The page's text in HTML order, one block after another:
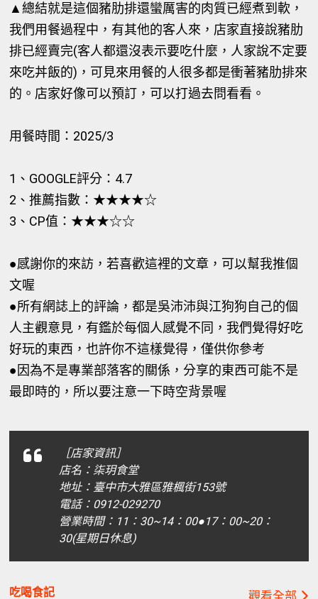
▲總結就是這個豬肋排還蠻厲害的肉質已經煮到軟，
我們用餐過程中，有其他的客人來，店家直接說豬肋
排已經賣完(客人都還沒表示要吃什麼，人家說不定要
來吃丼飯的)，可見來用餐的人很多都是衝著豬肋排來
的。店家好像可以預訂，可以打過去問看看。
用餐時間：2025/3
1、GOOGLE評分：4.7
2、推薦指數：★★★★☆
3、CP值：★★★☆☆
●感謝你的來訪，若喜歡這裡的文章，可以幫我推個
文喔
●所有網誌上的評論，都是吳沛沛與江狗狗自己的個
人主觀意見，有鑑於每個人感覺不同，我們覺得好吃
好玩的東西，也許你不這樣覺得，僅供你參考
●因為不是專業部落客的關係，分享的東西可能不是
最即時的，所以要注意一下時空背景喔
［店家資訊］
店名：柒玥食堂
地址：臺中市大雅區雅楓街153號
電話：0912-029270
營業時間：11：30~14：00●17：00~20：
30(星期日休息)
吃喝食記